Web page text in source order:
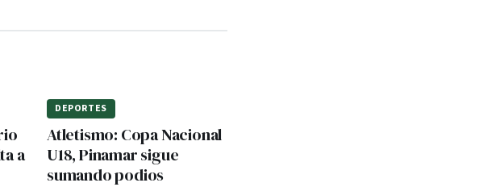
a
DEPORTES
Atletismo: Copa Nacional
U18, Pinamar sigue
sumando podios